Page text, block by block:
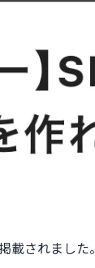
されました。